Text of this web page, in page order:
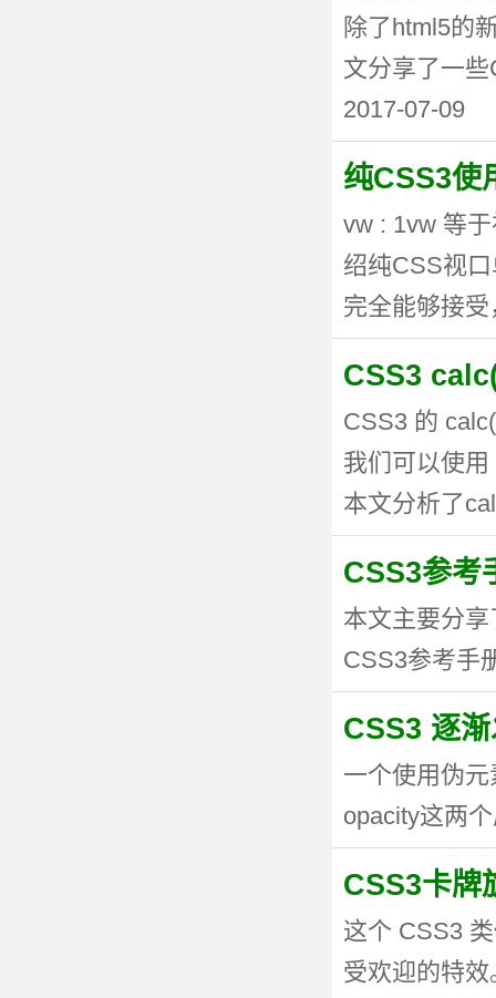
除了html5的
文分享了一
2017-07-09
纯CSS3使
vw : 1vw 等
绍纯CSS视
完全能够接
CSS3
CSS3 的
我们可以使
本文分析了
CSS3参考
本文主要分
CSS3参考手
CSS3 逐
一个使用伪
opacity这两
CSS3卡牌
这个 CSS3
受欢迎的特